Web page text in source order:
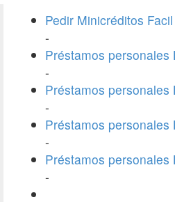
Pedir Minicréditos Facil
-
Préstamos personales
-
Préstamos personales
-
Préstamos
-
Préstamos personales
-